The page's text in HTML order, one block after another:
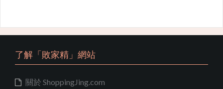
了解「敗家精」網站
關於 ShoppingJing.com